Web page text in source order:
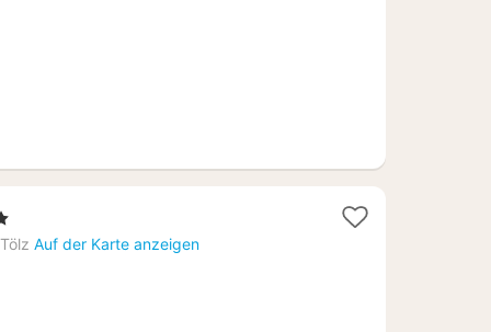
Auf der Karte anzeigen